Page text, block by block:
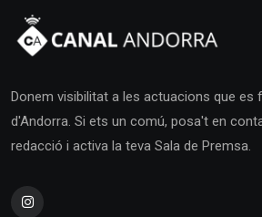
Donem visibilitat a les actuacions que es
d'Andorra. Si ets un comú, posa't en
redacció i activa la teva Sala de Premsa.